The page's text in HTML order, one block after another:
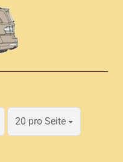
20 pro Seite
pro Seite